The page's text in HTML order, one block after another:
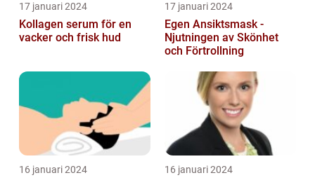
17 januari 2024
Kollagen serum för en
vacker och frisk hud
17 januari 2024
Egen Ansiktsmask -
Njutningen av Skönhet
och Förtrollning
16 januari 2024 16 januari 2024